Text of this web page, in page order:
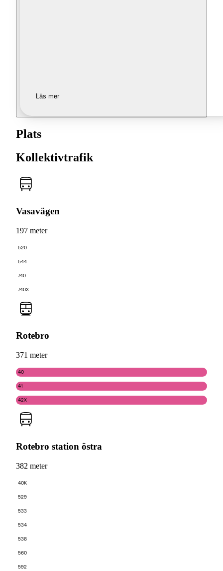
Läs mer
Plats
Kollektivtrafik
Vasavägen
197 meter
520
544
740
740X
Rotebro
371 meter
40
41
42X
Rotebro station östra
382 meter
40K
529
533
534
538
560
592